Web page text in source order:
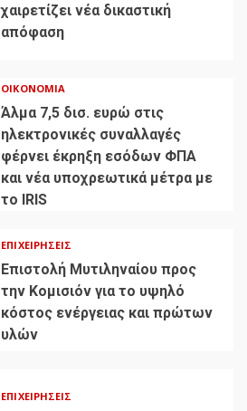
χαιρετίζει νέα δικαστική
απόφαση
ΟΙΚΟΝΟΜΊΑ
Άλμα 7,5 δισ. ευρώ στις
ηλεκτρονικές συναλλαγές
φέρνει έκρηξη εσόδων ΦΠΑ
και νέα υποχρεωτικά μέτρα με
το IRIS
ΕΠΙΧΕΙΡΉΣΕΙΣ
Επιστολή Μυτιληναίου προς
την Κομισιόν για το υψηλό
κόστος ενέργειας και πρώτων
υλών
ΕΠΙΧΕΙΡΉΣΕΙΣ